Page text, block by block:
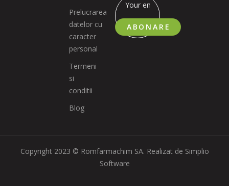
Prelucrarea
datelor cu
caracter
personal
Termeni
si
conditii
Blog
ABONARE
Copyright 2023 © Romfarmachim SA. Realizat de Simplio
Software